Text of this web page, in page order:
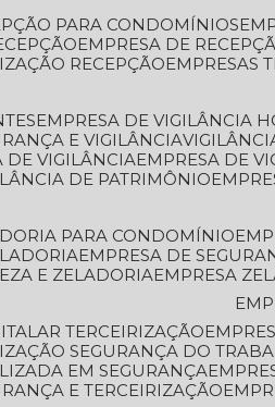
PARA CONDOMÍNIOS
EMPRESA DE
RECEPÇÃO
EMPRESA DE VIGILÂNCIA
E VIGILÂNCIA
DE VIGILÂNCIA
EMPRESA DE
DE PATRIMÔNIO
PARA CONDOMÍNIO
EMPRESA DE
E ZELADORIA
EMPRESA
TERCEIRIZAÇÃO
SEGURANÇA DO
EM SEGURANÇA
E TERCEIRIZAÇÃO